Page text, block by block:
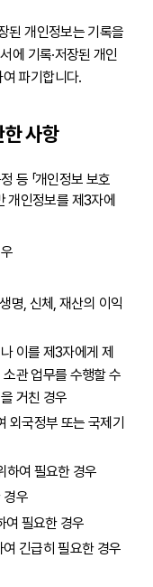
된 개인정보는 기록을
에 기록·저장된 개인
파기합니다.
사항
등 「개인정보 보호
개인정보를 제3자에
명, 신체, 재산의 이익
이를 제3자에게 제
관 업무를 수행할 수
거친 경우
외국정부 또는 국제기
하여 필요한 경우
경우
여 필요한 경우
긴급히 필요한 경우